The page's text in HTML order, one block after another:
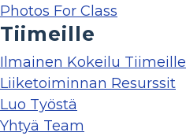
Photos For Class
Tiimeille
Ilmainen Kokeilu Tiimeille
Liiketoiminnan Resurssit
Luo Työstä
Yhtyä Team